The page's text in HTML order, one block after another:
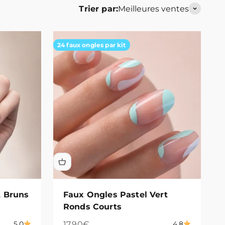
Trier par:Meilleures ventes
Bruns
24 faux ongles par kit
Faux Ongles Pastel Vert
Ronds Courts